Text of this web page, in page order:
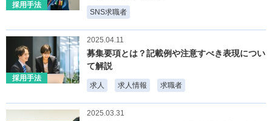
採用手法
SNS求職者
採用手法
2025.04.11
募集要項とは？記載例や注意すべき表現につい
て解説
求人 求人情報 求職者
2025.03.31